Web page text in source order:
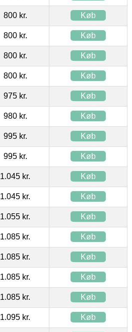
800 kr. Køb
800 kr. Køb
800 kr. Køb
800 kr. Køb
975 kr. Køb
980 kr. Køb
995 kr. Køb
995 kr. Køb
1.045 kr. Køb
1.045 kr. Køb
1.055 kr. Køb
1.085 kr. Køb
1.085 kr. Køb
1.085 kr. Køb
1.085 kr. Køb
1.095 kr. Køb